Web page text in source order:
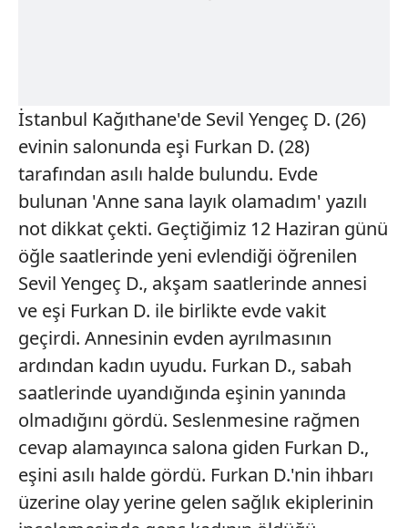
İstanbul Kağıthane'de Sevil Yengeç D. (26)
evinin salonunda eşi Furkan D. (28)
tarafından asılı halde bulundu. Evde
bulunan 'Anne sana layık olamadım' yazılı
not dikkat çekti. Geçtiğimiz 12 Haziran günü
öğle saatlerinde yeni evlendiği öğrenilen
Sevil Yengeç D., akşam saatlerinde annesi
ve eşi Furkan D. ile birlikte evde vakit
geçirdi. Annesinin evden ayrılmasının
ardından kadın uyudu. Furkan D., sabah
saatlerinde uyandığında eşinin yanında
olmadığını gördü. Seslenmesine rağmen
cevap alamayınca salona giden Furkan D.,
eşini asılı halde gördü. Furkan D.'nin ihbarı
üzerine olay yerine gelen sağlık ekiplerinin